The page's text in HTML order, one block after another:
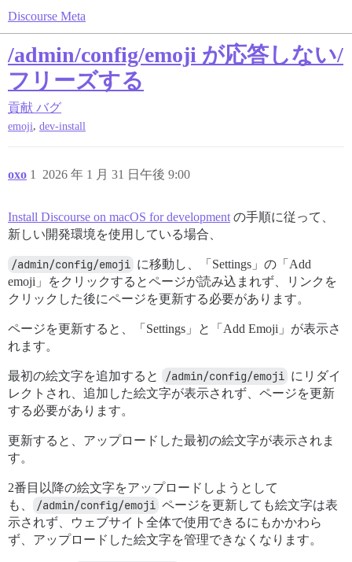
Discourse Meta
/admin/config/emoji が応答しない/
フリーズする
貢献 バグ
emoji, dev-install
oxo 2026 年 1 月 31 日午後 9:00
1
Install Discourse on macOS for development の手順に従って、
新しい開発環境を使用している場合、
/admin/config/emoji に移動し、「Settings」の「Add
emoji」をクリックするとページが読み込まれず、リンクを
クリックした後にページを更新する必要があります。
ページを更新すると、「Settings」と「Add Emoji」が表示さ
れます。
最初の絵文字を追加すると /admin/config/emoji にリダイ
レクトされ、追加した絵文字が表示されず、ページを更新
する必要があります。
更新すると、アップロードした最初の絵文字が表示されま
す。
2番目以降の絵文字をアップロードしようとして
も、
/admin/config/emoji ページを更新しても絵文字は表
示されず、ウェブサイト全体で使用できるにもかかわら
ず、アップロードした絵文字を管理できなくなります。